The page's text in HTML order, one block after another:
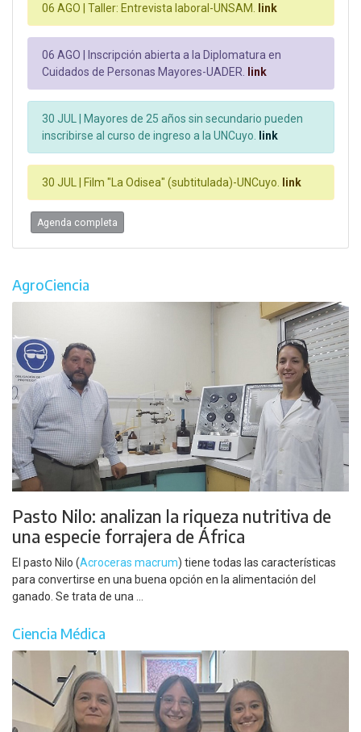
06 AGO | Taller: Entrevista laboral-UNSAM. link
06 AGO |
Inscripción abierta a la Diplomatura en
Cuidados de Personas Mayores-UADER.
link
30 JUL |
Mayores de 25 años sin secundario pueden
inscribirse al curso de ingreso a la UNCuyo.
link
30 JUL | Film "La Odisea" (subtitulada)-UNCuyo. link
Agenda completa
AgroCiencia
Pasto Nilo: analizan la riqueza nutritiva de
una especie forrajera de África
El pasto Nilo (Acroceras macrum) tiene todas las características
para convertirse en una buena opción en la alimentación del
ganado. Se trata de una ...
Ciencia Médica